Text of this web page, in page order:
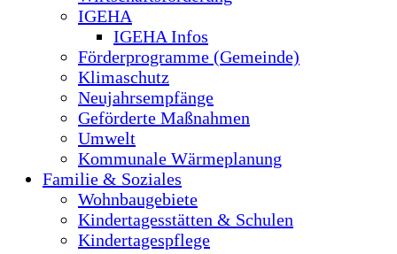
IGEHA
IGEHA Infos
Förderprogramme (Gemeinde)
Klimaschutz
Neujahrsempfänge
Geförderte Maßnahmen
Umwelt
Kommunale Wärmeplanung
Familie & Soziales
Wohnbaugebiete
Kindertagesstätten & Schulen
Kindertagespflege